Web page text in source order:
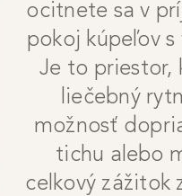
ocitnete sa v
pokoj kúpeľov
Je to priestor,
liečebný
možnosť
tichu alebo
celkový zážitok